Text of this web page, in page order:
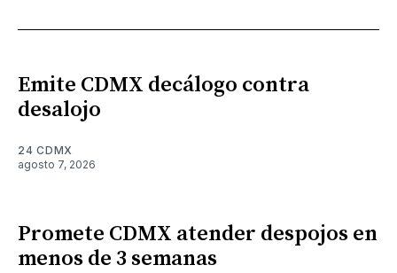
Emite CDMX decálogo contra
desalojo
24 CDMX
agosto 7, 2026
Promete CDMX atender despojos en
menos de 3 semanas